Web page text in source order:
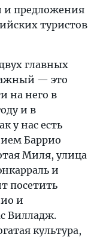
и предложения
туристов
главных
— это
на него в
и в
у нас есть
Баррио
Миля, улица
и
посетить
и
Вилладж.
культура,